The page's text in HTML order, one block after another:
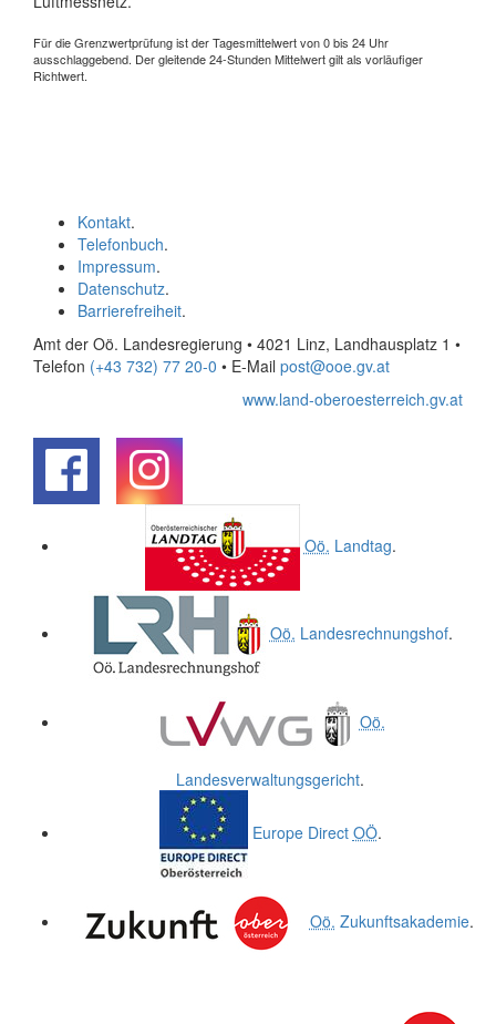
Für die Grenzwertprüfung ist der Tagesmittelwert von 0 bis 24 Uhr
ausschlaggebend. Der gleitende 24-Stunden Mittelwert gilt als vorläufiger
Richtwert.
Kontakt.
Telefonbuch.
Impressum.
Datenschutz.
Barrierefreiheit.
Amt der Oö. Landesregierung • 4021 Linz, Landhausplatz 1 •
Telefon (+43 732) 77 20-0 • E-Mail post@ooe.gv.at
www.land-oberoesterreich.gv.at
Oö. Landtag.
Oö. Landesrechnungshof.
Oö.
Landesverwaltungsgericht.
Europe Direct OÖ.
Oö. Zukunftsakademie.